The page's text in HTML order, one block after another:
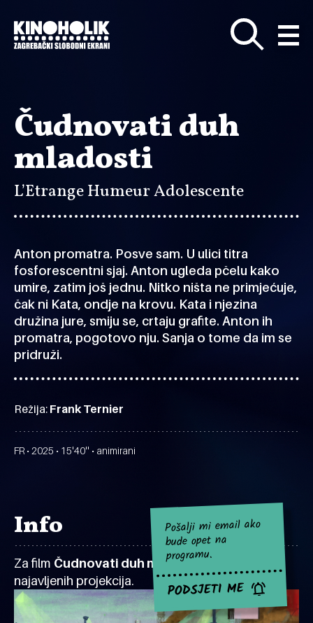
glavni
sadržaj
Čudnovati duh
mladosti
L’Etrange Humeur Adolescente
Anton promatra. Posve sam. U ulici titra
fosforescentni sjaj. Anton ugleda pčelu kako
umire, zatim još jednu. Nitko ništa ne primjećuje,
čak ni Kata, ondje na krovu. Kata i njezina
družina jure, smiju se, crtaju grafite. Anton ih
promatra, pogotovo nju. Sanja o tome da im se
pridruži.
Režija: Frank Ternier
FR • 2025 • 15'40'' • animirani
Info
Za film Čudnovati duh mladosti
najavljenih projekcija.
Pošalji mi email ako
bude opet na
programu.
PODSJETI ME